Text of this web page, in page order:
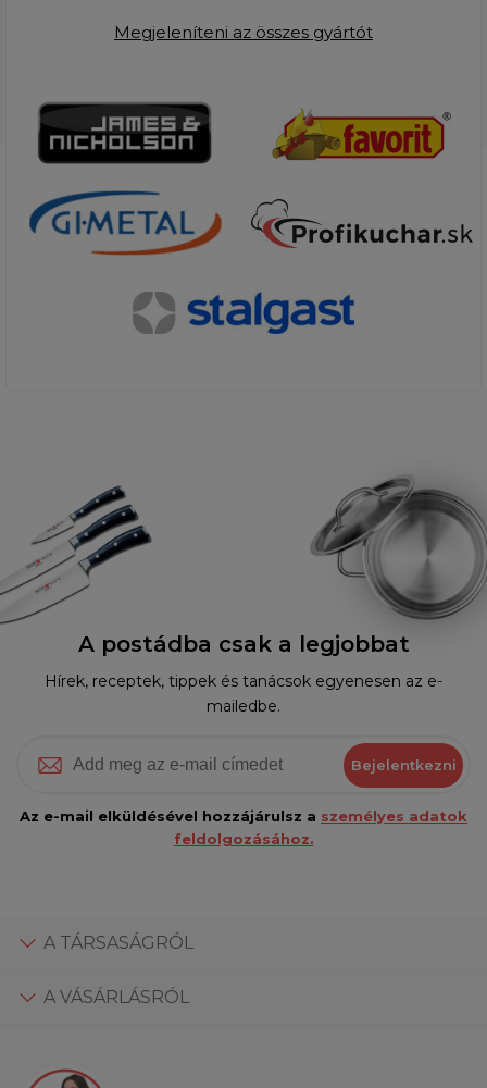
Megjeleníteni az összes gyártót
A postádba csak a legjobbat
Hírek, receptek, tippek és tanácsok egyenesen az e-
mailedbe.
Bejelentkezni
Az e-mail elküldésével hozzájárulsz a személyes adatok
feldolgozásához.
A TÁRSASÁGRÓL
A VÁSÁRLÁSRÓL